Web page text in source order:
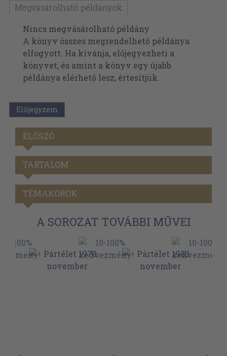
Megvásárolható példányok
Nincs megvásárolható példány
A könyv összes megrendelhető példánya
elfogyott. Ha kívánja, előjegyezheti a
könyvet, és amint a könyv egy újabb
példánya elérhető lesz, értesítjük.
Előjegyzem
ELŐSZÓ
TARTALOM
TÉMAKÖRÖK
A SOROZAT TOVÁBBI MŰVEI